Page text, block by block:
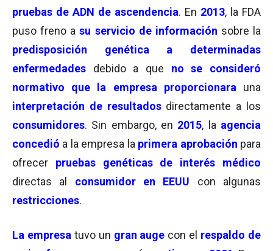
pruebas de ADN de ascendencia. En 2013, la FDA
puso freno asu servicio de información sobre la
predisposición genética a determinadas
enfermedades debido a que no se consideró
normativo que la empresa proporcionara una
interpretación de resultadosdirectamente a los
consumidores. Sin embargo, en 2015, la agencia
concedió a la empresa la primera aprobación para
ofrecer pruebas genéticas de interés médico
directas al consumidor en EEUU
con algunas
restricciones.
La empresa tuvo un gran auge con el respaldo de